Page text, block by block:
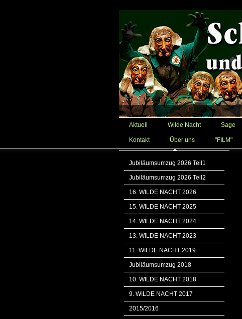
Aktuell Wilde Nacht Sage
Kontakt Über uns "FILM"
Jubiläumsumzug 2026 Teil1
Jubiläumsumzug 2026 Teil2
16. WILDE NACHT 2026
15. WILDE NACHT 2025
14. WILDE NACHT 2024
13. WILDE NACHT 2023
11. WILDE NACHT 2019
Jubiläumsumzug 2018
10. WILDE NACHT 2018
9. WILDE NACHT 2017
2015/2016